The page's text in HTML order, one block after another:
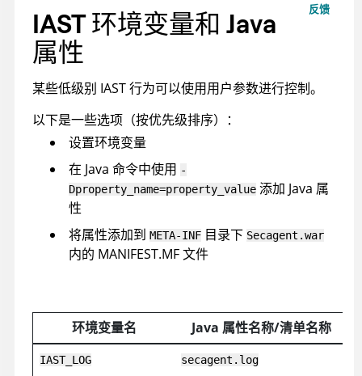
反馈
IAST 环境变量和 Java
属性
某些低级别 IAST 行为可以使用用户参数进行控制。
以下是一些选项（按优先级排序）：
设置环境变量
在 Java 命令中使用 -
Dproperty_name=property_value 添加 Java 属
性
将属性添加到 META-INF 目录下 Secagent.war
内的 MANIFEST.MF 文件
环境变量名 Java 属性名称/清单名称
IAST_LOG secagent.log